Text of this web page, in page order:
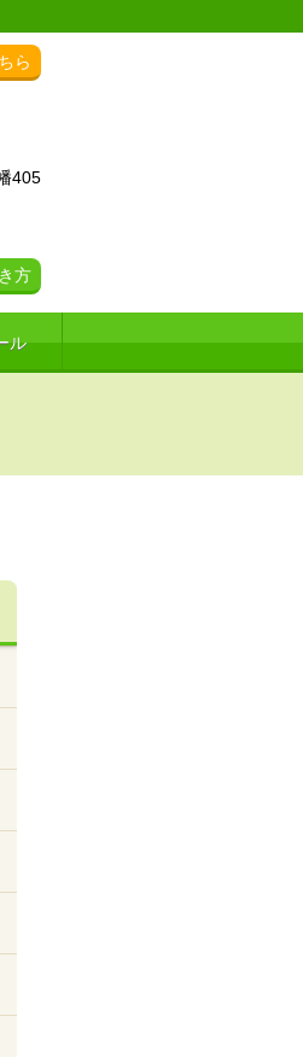
ら
405
方
ル